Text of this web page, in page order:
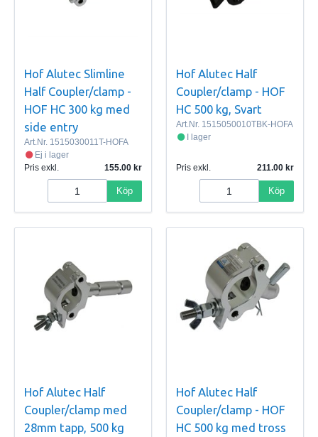
Hof Alutec Slimline
Half Coupler/clamp -
HOF HC 300 kg med
side entry
Art.Nr. 1515030011T-HOFA
Ej i lager
Pris exkl.
155.00
Köp
Hof Alutec Half
Coupler/clamp - HOF
HC 500 kg, Svart
Art.Nr. 1515050010TBK-HOFA
I lager
Pris exkl. 211.00
Köp
Hof Alutec Half
Coupler/clamp med
28mm tapp, 500 kg
Hof Alutec Half
Coupler/clamp - HOF
HC 500 kg med tross